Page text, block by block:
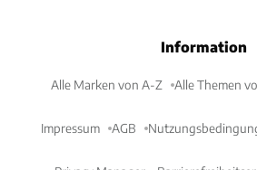
Information
Alle Marken von A-Z Alle Themen
Impressum AGB